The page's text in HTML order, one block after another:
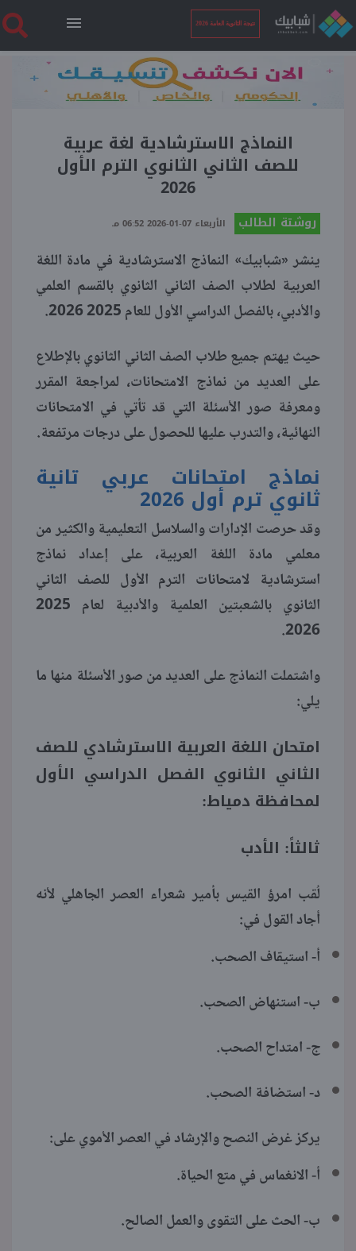
نتيجة الثانوية العامة 2026
الرئيسية
نتيجة الثانوية العامة 2026
أخبار ساخنة
بوابة الطلبة
منوعات
النماذج الاسترشادية لغة عربية
للصف الثاني الثانوي الترم الأول
2026
روشتة الطالب الأربعاء 07-01-2026 06:52 مـ
ينشر «شبابيك» النماذج الاسترشادية في مادة اللغة
العربية لطلاب الصف الثاني الثانوي بالقسم العلمي
والأدبي، بالفصل الدراسي الأول للعام 2025 2026.
حيث يهتم جميع طلاب الصف الثاني الثانوي بالإطلاع
على العديد من نماذج الامتحانات، لمراجعة المقرر
ومعرفة صور الأسئلة التي قد تأتي في الامتحانات
النهائية، والتدرب عليها للحصول على درجات مرتفعة.
نماذج امتحانات عربي تانية
ثانوي ترم أول 2026
وقد حرصت الإدارات والسلاسل التعليمية والكثير من
معلمي مادة اللغة العربية، على إعداد نماذج
استرشادية لامتحانات الترم الأول للصف الثاني
الثانوي بالشعبتين العلمية والأدبية لعام 2025
2026.
واشتملت النماذج على العديد من صور الأسئلة منها ما
يلي:
امتحان اللغة العربية الاسترشادي للصف
الثاني الثانوي الفصل الدراسي الأول
لمحافظة دمياط:
ثالثاً: الأدب
لُقب امرؤ القيس بأمير شعراء العصر الجاهلي لأنه
أجاد القول في:
أ- استيقاف الصحب.
ب- استنهاض الصحب.
ج- امتداح الصحب.
د- استضافة الصحب.
يركز غرض النصح والإرشاد في العصر الأموي على:
أ- الانغماس في متع الحياة.
ب- الحث على التقوى والعمل الصالح.